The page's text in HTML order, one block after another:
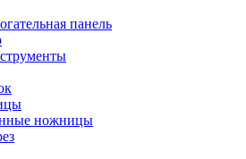
панель
ножницы